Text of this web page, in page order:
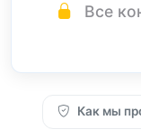
Все
Как мы